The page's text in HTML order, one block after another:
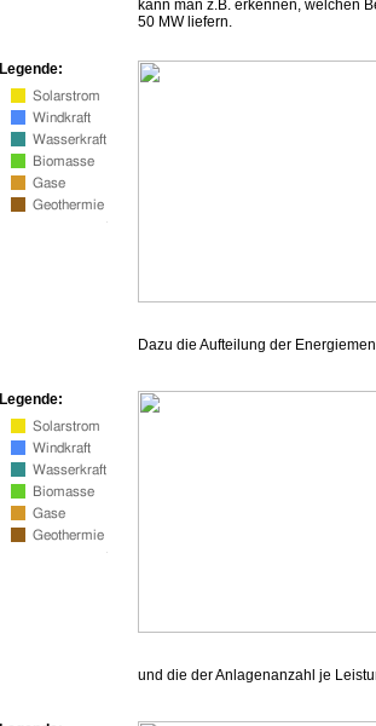
kann man z.B. erkennen, welchen
50 MW liefern.
Legende:
Dazu die Aufteilung der
Legende:
und die der Anlagenanzahl je